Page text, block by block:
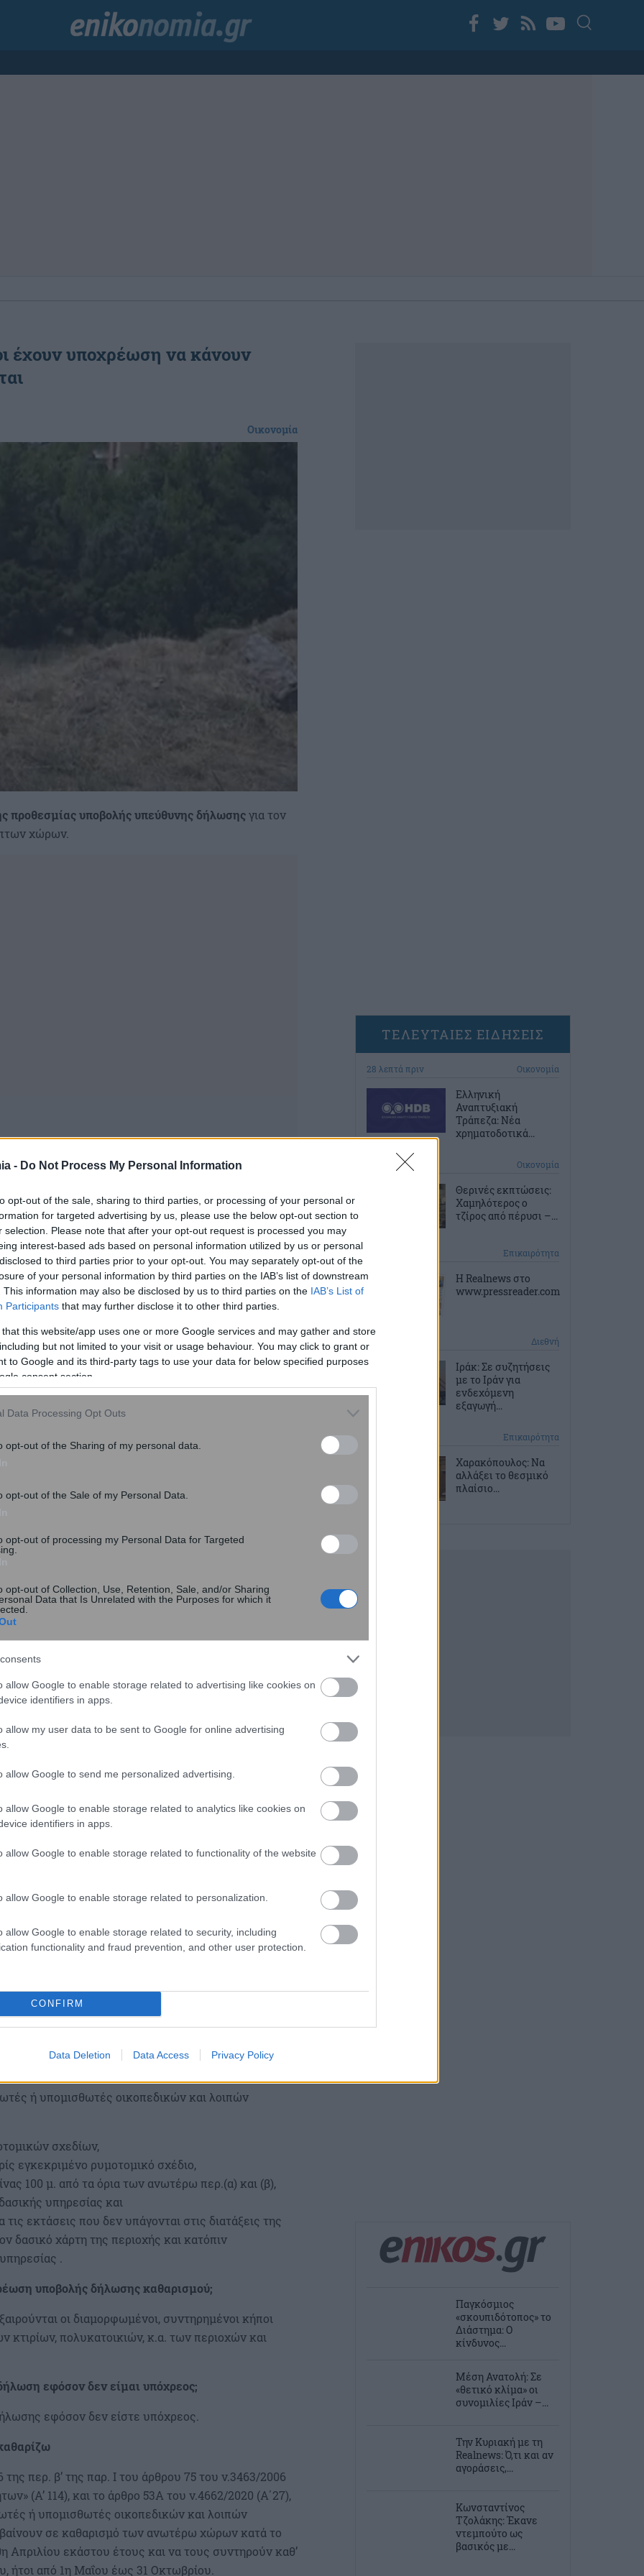
- Do Not Process My Personal Information
opt-out of the sale, sharing to third parties, or processing of your personal or
for targeted advertising by us, please use the below opt-out section to
selection. Please note that after your opt-out request is processed you may
interest-based ads based on personal information utilized by us or personal
to third parties prior to your opt-out. You may separately opt-out of the
of your personal information by third parties on the IAB’s list of downstream
This information may also be disclosed by us to third parties on the IAB’s List of
Participants that may further disclose it to other third parties.
that this website/app uses one or more Google services and may gather and store
but not limited to your visit or usage behaviour. You may click to grant or
to Google and its third-party tags to use your data for below specified purposes
consent section.
Data Processing Opt Outs
opt-out of the Sharing of my personal data.
opt-out of the Sale of my Personal Data.
opt-out of processing my Personal Data for Targeted
opt-out of Collection, Use, Retention, Sale, and/or Sharing
Data that Is Unrelated with the Purposes for which it
allow Google to enable storage related to advertising like cookies on
identifiers in apps.
allow my user data to be sent to Google for online advertising
allow Google to send me personalized advertising.
allow Google to enable storage related to analytics like cookies on
identifiers in apps.
allow Google to enable storage related to functionality of the website
allow Google to enable storage related to personalization.
allow Google to enable storage related to security, including
functionality and fraud prevention, and other user protection.
CONFIRM
Data Deletion Data Access Privacy Policy
έχουν υποχρέωση να κάνουν
Οικονομία
προθεσμίας υποβολής υπεύθυνης δήλωσηςγια τον
χώρων.
με πρόστιμο 1.000 ευρώ
ακόμη και με ποινή φυλάκισης.
θα επαναλαμβάνεται πια κάθε χρόνο, για αυτό
υποχρεώνονται σε αυτή την δήλωση και ποιοι
υπεύθυνης δήλωσης στην πλατφόρμα
ως τις 30 Ιουνίου, δηλαδή μέχρι τα τέλη του
οικόπεδο και ποιοι όχι
οι πολίτες ποιοι είναι οι υπόχρεοι της
Κρίσης και Πολιτικής Προστασίας δημοσιοποίησε
«Ακαθάριστα Οικόπεδα».
καθαρισμού;
ή υπομισθωτές οικοπεδικών και λοιπών
σχεδίων,
εγκεκριμένο ρυμοτομικό σχέδιο,
100 μ. από τα όρια των ανωτέρω περ.(α) και (β),
υπηρεσίας και
εκτάσεις που δεν υπάγονται στις διατάξεις της
δασικό χάρτη της περιοχής και κατόπιν
.
υποβολής δήλωσης καθαρισμού;
οι διαμορφωμένοι, συντηρημένοι κήποι
πολυκατοικιών, κ.α. των περιοχών και
εφόσον δεν είμαι υπόχρεος;
εφόσον δεν είστε υπόχρεος.
περ. β’ της παρ. Ι του άρθρου 75 του ν.3463/2006
(Α’ 114), και το άρθρο 53Α του ν.4662/2020 (Α΄27),
ή υπομισθωτές οικοπεδικών και λοιπών
σε καθαρισμό των ανωτέρω χώρων κατά το
Απριλίου εκάστου έτους και να τους συντηρούν καθ’
ήτοι από 1η Μαΐου έως 31 Οκτωβρίου.
ΤΕΛΕΥΤΑΙΕΣ ΕΙΔΗΣΕΙΣ
28 λεπτά πριν Οικονομία
Ελληνική
Αναπτυξιακή
Τράπεζα: Νέα
χρηματοδοτικά...
1 ώρα πριν Οικονομία
Θερινές εκπτώσεις:
Χαμηλότερος ο
τζίρος από πέρυσι –...
Επικαιρότητα
Η Realnews στο
www.pressreader.com
Διεθνή
Ιράκ: Σε συζητήσεις
με το Ιράν για
ενδεχόμενη
εξαγωγή...
Επικαιρότητα
Χαρακόπουλος: Να
αλλάξει το θεσμικό
πλαίσιο...
Παγκόσμιος
«σκουπιδότοπος» το
Διάστημα: Ο
κίνδυνος...
Μέση Ανατολή: Σε
«θετικό κλίμα» οι
συνομιλίες Ιράν –...
Την Κυριακή με τη
Realnews: Ό,τι και αν
αγοράσεις,...
Κωνσταντίνος
Τζολάκης: Έκανε
ντεμπούτο ως
βασικός με...